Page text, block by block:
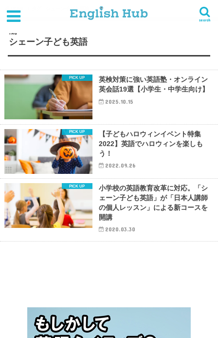
search
タグ : シェーン子ども英語
TAG
シェーン子ども英語
英検対策に強い英語塾・オンライン
英会話19選【小学生・中学生向け】
2025.10.15
【子どもハロウィンイベント特集
2022】英語でハロウィンを楽しも
う！
2022.09.26
小学校の英語教育改革に対応。「シ
ェーン子ども英語」が「日本人講師
の個人レッスン」による新コースを
開講
2020.03.30